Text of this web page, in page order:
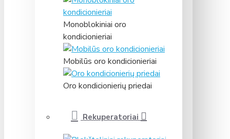
Monoblokiniai oro
kondicionieriai
Mobilūs oro kondicionieriai
Oro kondicionierių priedai
Rekuperatoriai